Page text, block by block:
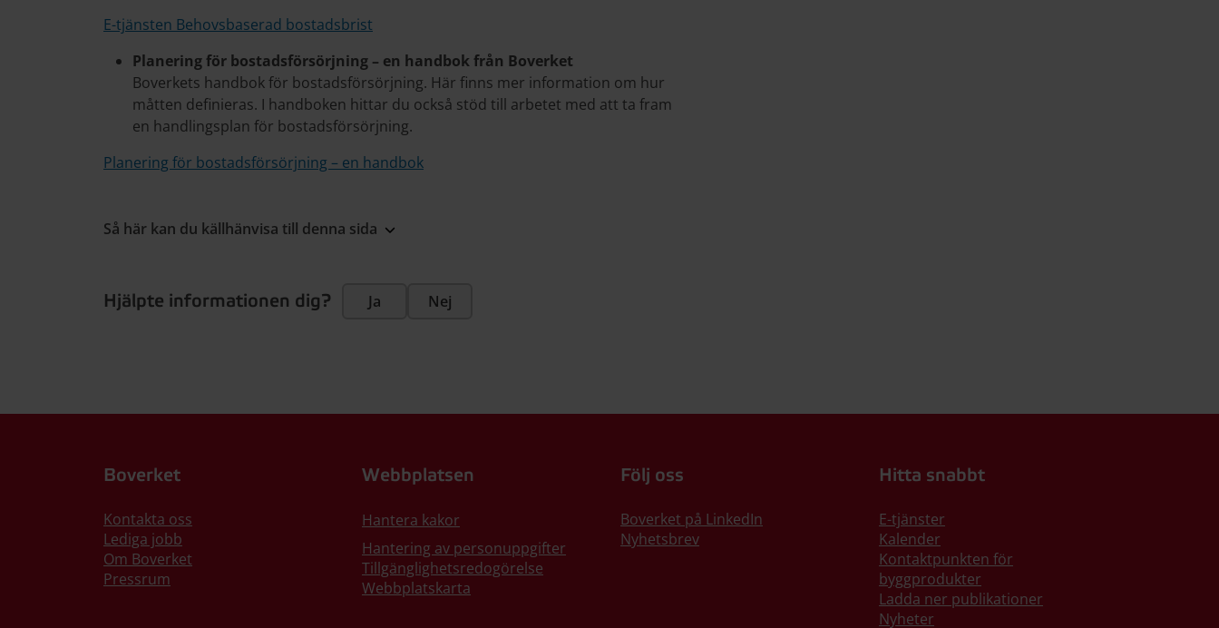
E-tjänsten Behovsbaserad bostadsbrist
Planering för bostadsförsörjning – en handbok från Boverket
Boverkets handbok för bostadsförsörjning. Här finns mer information om hur
måtten definieras. I handboken hittar du också stöd till arbetet med att ta fram
en handlingsplan för bostadsförsörjning.
Planering för bostadsförsörjning – en handbok
Så här kan du källhänvisa till denna sida
Hjälpte informationen dig? Ja Nej
Boverket
Kontakta oss
Lediga jobb
Om Boverket
Pressrum
Webbplatsen
Hantera kakor
Hantering av personuppgifter
Tillgänglighetsredogörelse
Webbplatskarta
Följ oss
Boverket på LinkedIn
Nyhetsbrev
Hitta snabbt
E-tjänster
Kalender
Kontaktpunkten för
byggprodukter
Ladda ner publikationer
Nyheter